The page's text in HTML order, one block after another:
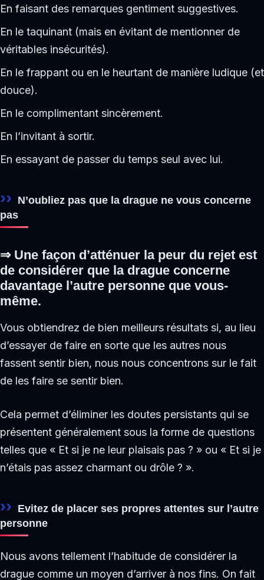
En faisant des remarques gentiment suggestives.
En le taquinant (mais en évitant de mentionner de
véritables insécurités).
En le frappant ou en le heurtant de manière ludique (et
douce).
En le complimentant sincèrement.
En l’invitant à sortir.
En essayant de passer du temps seul avec lui.
N’oubliez pas que la drague ne vous concerne
pas
⇒ Une façon d’atténuer la peur du rejet est
de considérer que la drague concerne
davantage l’autre personne que vous-
même.
Vous obtiendrez de bien meilleurs résultats si, au lieu
d’essayer de faire en sorte que les autres nous
fassent sentir bien, nous nous concentrons sur le fait
de les faire se sentir bien.
Cela permet d’éliminer les doutes persistants qui se
présentent généralement sous la forme de questions
telles que « Et si je ne leur plaisais pas ? » ou « Et si je
n’étais pas assez charmant ou drôle ? ».
Evitez de placer ses propres attentes sur l’autre
personne
Nous avons tellement l’habitude de considérer la
drague comme un moyen d’arriver à nos fins. On fait